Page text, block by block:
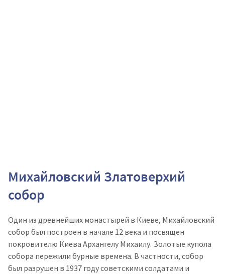
Михайловский Златоверхий
собор
Один из древнейших монастырей в Киеве, Михайловский
собор был построен в начале 12 века и посвящен
покровителю Киева Архангелу Михаилу. Золотые купола
собора пережили бурные времена. В частности, собор
был разрушен в 1937 году советскими солдатами и